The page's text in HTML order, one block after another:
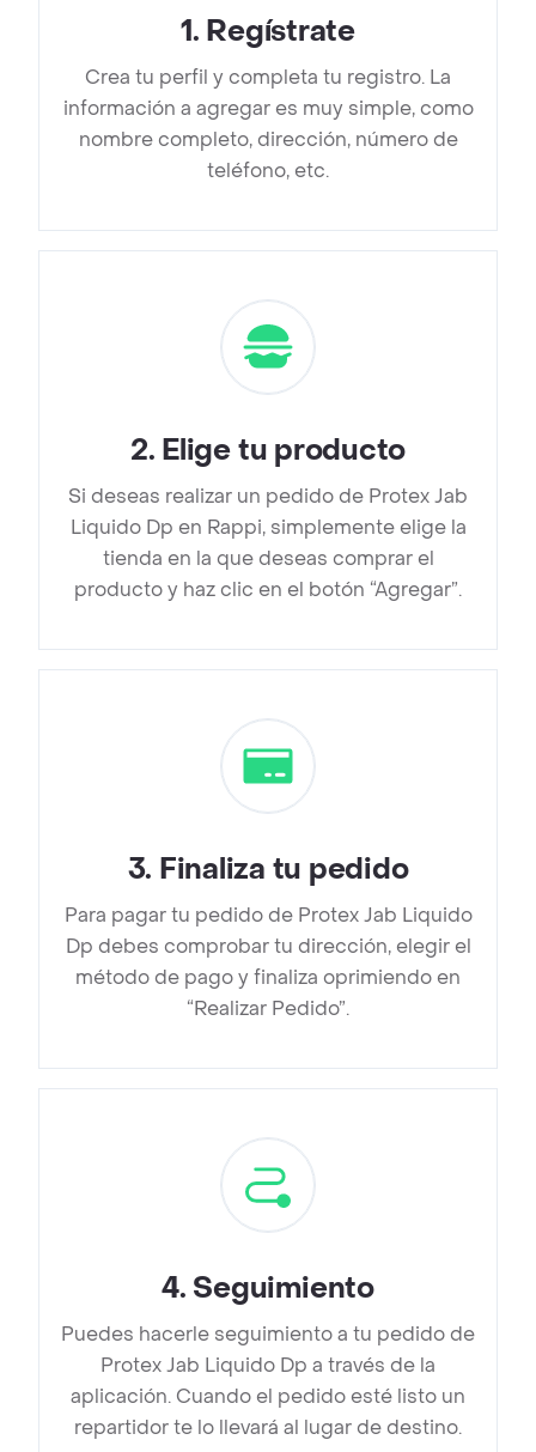
1. Regístrate
Crea tu perfil y completa tu registro. La
información a agregar es muy simple, como
nombre completo, dirección, número de
teléfono, etc.
2. Elige tu producto
Si deseas realizar un pedido de Protex Jab
Liquido Dp en Rappi, simplemente elige la
tienda en la que deseas comprar el
producto y haz clic en el botón “Agregar”.
3. Finaliza tu pedido
Para pagar tu pedido de Protex Jab Liquido
Dp debes comprobar tu dirección, elegir el
método de pago y finaliza oprimiendo en
“Realizar Pedido”.
4. Seguimiento
Puedes hacerle seguimiento a tu pedido de
Protex Jab Liquido Dp a través de la
aplicación. Cuando el pedido esté listo un
repartidor te lo llevará al lugar de destino.